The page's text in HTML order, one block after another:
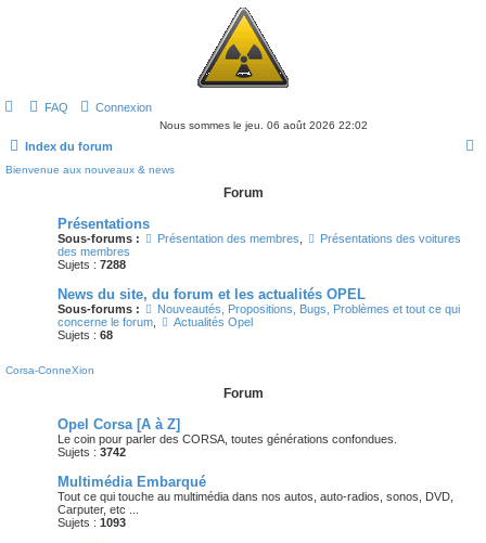
FAQ Connexion
Nous sommes le jeu. 06 août 2026 22:02
Index du forum
Bienvenue aux nouveaux & news
Forum
Présentations
Sous-forums : Présentation des membres
Présentations des voitures
des membres
Sujets : 7288
News du site, du forum et les actualités OPEL
Sous-forums :
Nouveautés, Propositions, Bugs, Problèmes et tout ce qui
concerne le forum
Actualités Opel
Sujets : 68
Corsa-ConneXion
Forum
Opel Corsa [A à Z]
Le coin pour parler des CORSA, toutes générations confondues.
Sujets : 3742
Multimédia Embarqué
Tout ce qui touche au multimédia dans nos autos, auto-radios, sonos, DVD,
Carputer, etc ...
Sujets : 1093